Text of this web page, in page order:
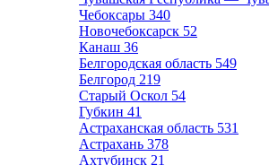
Чебоксары 340
Новочебоксарск 52
Канаш 36
Белгородская область 549
Белгород 219
Старый Оскол 54
Губкин 41
Астраханская область 531
Астрахань 378
Ахтубинск 21